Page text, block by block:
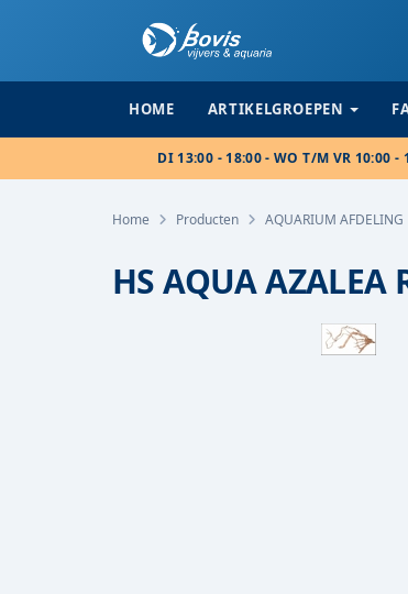
HOME ARTIKELGROEPEN
DI 13:00 - 18:00 - WO T/M VR 10:00 -
Home Producten AQUARIUM AFDELING
HS AQUA AZALEA